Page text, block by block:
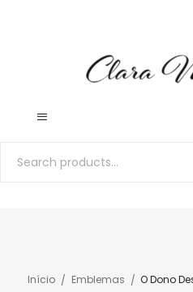
Início Emblemas O Dono